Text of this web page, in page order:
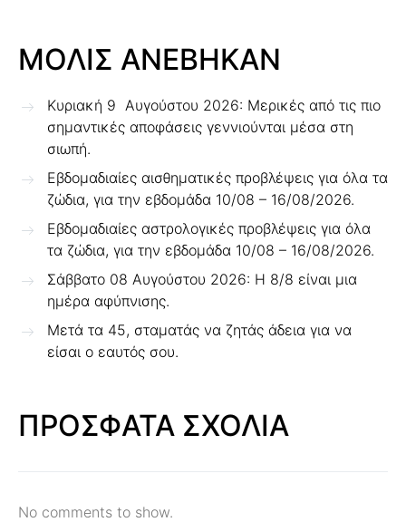
ΜΟΛΙΣ ΑΝΕΒΗΚΑΝ
Κυριακή 9 Αυγούστου 2026: Μερικές από τις πιο
σημαντικές αποφάσεις γεννιούνται μέσα στη
σιωπή.
Εβδομαδιαίες αισθηματικές προβλέψεις για όλα τα
ζώδια, για την εβδομάδα 10/08 – 16/08/2026.
Εβδομαδιαίες αστρολογικές προβλέψεις για όλα
τα ζώδια, για την εβδομάδα 10/08 – 16/08/2026.
Σάββατο 08 Αυγούστου 2026: Η 8/8 είναι μια
ημέρα αφύπνισης.
Μετά τα 45, σταματάς να ζητάς άδεια για να
είσαι ο εαυτός σου.
ΠΡΟΣΦΑΤΑ ΣΧΟΛΙΑ
No comments to show.